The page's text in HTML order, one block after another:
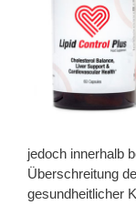
jedoch innerhalb
Überschreitung
gesundheitlicher